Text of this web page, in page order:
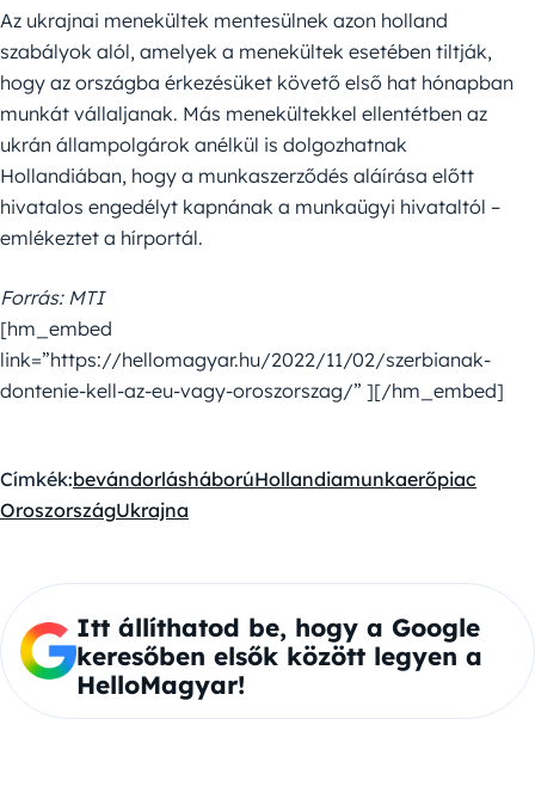
Az ukrajnai menekültek mentesülnek azon holland
szabályok alól, amelyek a menekültek esetében tiltják,
hogy az országba érkezésüket követő első hat hónapban
munkát vállaljanak. Más menekültekkel ellentétben az
ukrán állampolgárok anélkül is dolgozhatnak
Hollandiában, hogy a munkaszerződés aláírása előtt
hivatalos engedélyt kapnának a munkaügyi hivataltól –
emlékeztet a hírportál.
Forrás: MTI
[hm_embed
link=”https://hellomagyar.hu/2022/11/02/szerbianak-
dontenie-kell-az-eu-vagy-oroszorszag/” ][/hm_embed]
Címkék:bevándorlásháborúHollandiamunkaerőpiac
OroszországUkrajna
Itt állíthatod be, hogy a Google
keresőben elsők között legyen a
HelloMagyar!